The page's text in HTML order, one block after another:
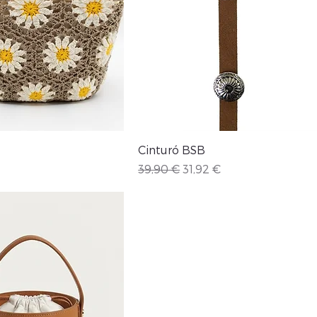
Vista rápida
Cinturó BSB
Precio
39,90 € Precio de oferta
31,92 €